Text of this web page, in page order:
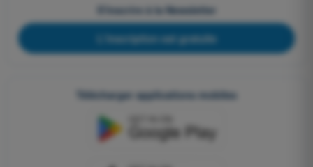
S'inscrire à la Newsletter
L'inscription est gratuite
Télécharger applications mobiles